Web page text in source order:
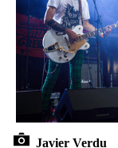
Javier Verdu